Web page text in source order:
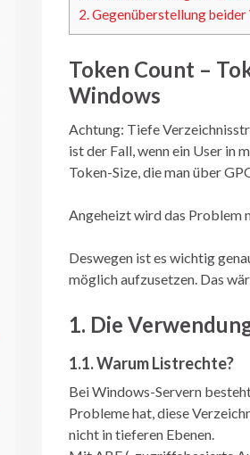
2. Gegenüberstellung
Token Count –
Windows
Achtung: Tiefe
ist der Fall, wenn ein User in
Token-Size, die man über
Angeheizt wird das Problem
Deswegen ist es wichtig
möglich aufzusetzen. Das
1. Die
1.1. Warum Listrechte?
Bei Windows-Servern
Probleme hat, diese
nicht in tieferen Ebenen.